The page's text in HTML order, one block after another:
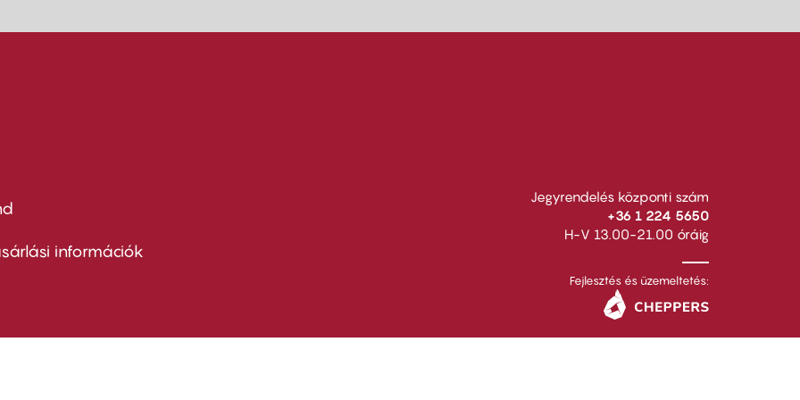
információk
Jegyrendelés központi szám
+36 1 224 5650
H-V 13.00-21.00 óráig
Fejlesztés és üzemeltetés: